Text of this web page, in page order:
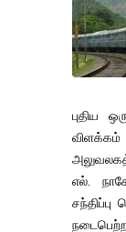
புதிய
எல்.